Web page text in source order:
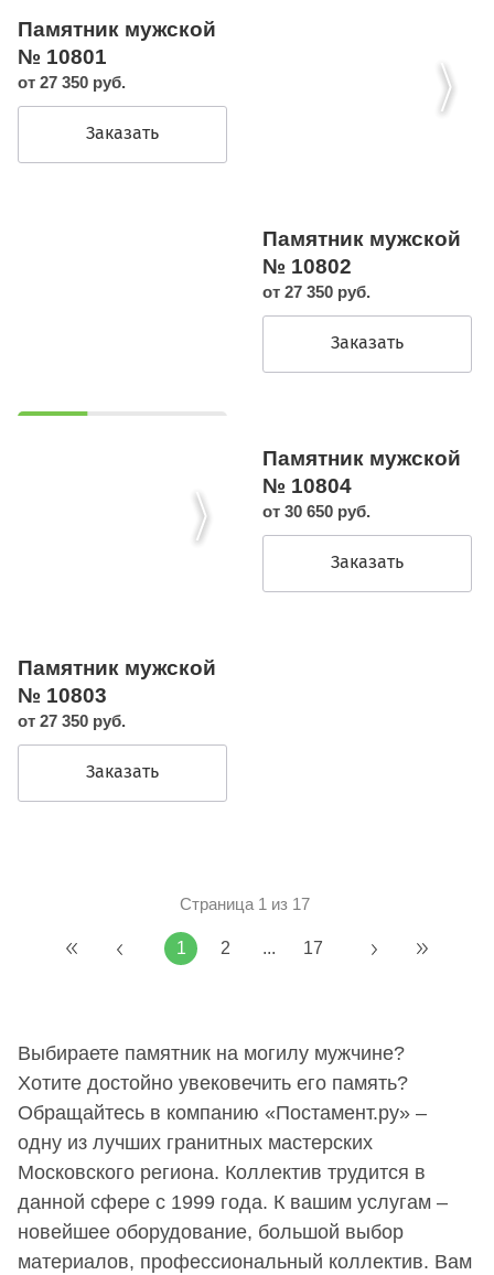
Памятник мужской
№ 10801
от 27 350 руб.
Заказать
Памятник мужской
№ 10802
от 27 350 руб.
Заказать
Памятник мужской
№ 10803
от 27 350 руб.
Заказать
Памятник мужской
№ 10804
от 30 650 руб.
Заказать
Страница 1 из 17
1 2 ... 17
Выбираете памятник на могилу мужчине?
Хотите достойно увековечить его память?
Обращайтесь в компанию «Постамент.ру» –
одну из лучших гранитных мастерских
Московского региона. Коллектив трудится в
данной сфере с 1999 года. К вашим услугам –
новейшее оборудование, большой выбор
материалов, профессиональный коллектив. Вам